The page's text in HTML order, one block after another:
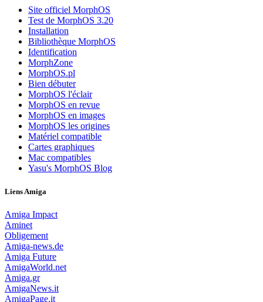
Site officiel MorphOS
Test de MorphOS 3.20
Installation
Bibliothèque MorphOS
Identification
MorphZone
MorphOS.pl
Bien débuter
MorphOS l'éclair
MorphOS en revue
MorphOS en images
MorphOS les origines
Matériel compatible
Cartes graphiques
Mac compatibles
Yasu's MorphOS Blog
Liens Amiga
Amiga Impact
Aminet
Obligement
Amiga-news.de
Amiga Future
AmigaWorld.net
Amiga.gr
AmigaNews.it
AmigaPage.it